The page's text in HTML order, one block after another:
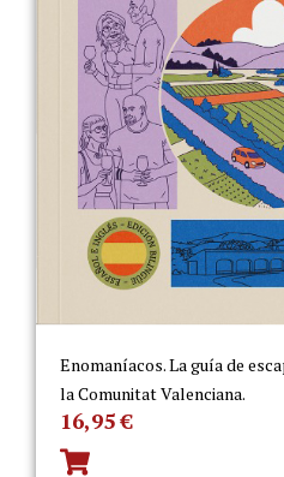
Enomaníacos. La guía de
la Comunitat Valenciana.
16,95€